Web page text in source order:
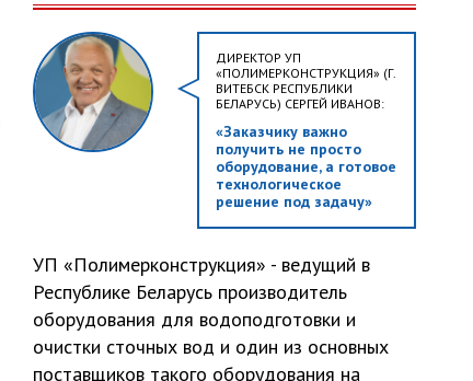
ДИРЕКТОР УП
«ПОЛИМЕРКОНСТРУКЦИЯ» (Г.
ВИТЕБСК РЕСПУБЛИКИ
БЕЛАРУСЬ) СЕРГЕЙ ИВАНОВ:
«Заказчику важно
получить не просто
оборудование, а готовое
технологическое
решение под задачу»
УП «Полимерконструкция» - ведущий в
Республике Беларусь производитель
оборудования для водоподготовки и
очистки сточных вод и один из основных
поставщиков такого оборудования на